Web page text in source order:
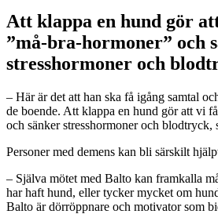
Att klappa en hund gör
”må-bra-hormoner” och
stresshormoner och
– Här är det att han ska få igång samtal
de boende. Att klappa en hund gör att vi
och sänker stresshormoner och blodtryck,
Personer med demens kan bli särskilt
– Själva mötet med Balto kan framkalla
har haft hund, eller tycker mycket om
Balto är dörröppnare och motivator som